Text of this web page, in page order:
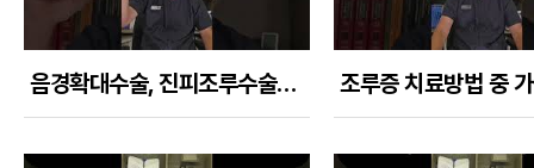
음경확대수술, 진피조루수술만 12,000명 이상 집도하고 나서의 중요하게 느낀점